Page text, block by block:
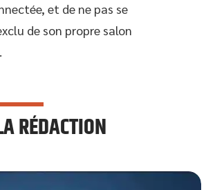
et de ne pas se
de son propre salon
RÉDACTION